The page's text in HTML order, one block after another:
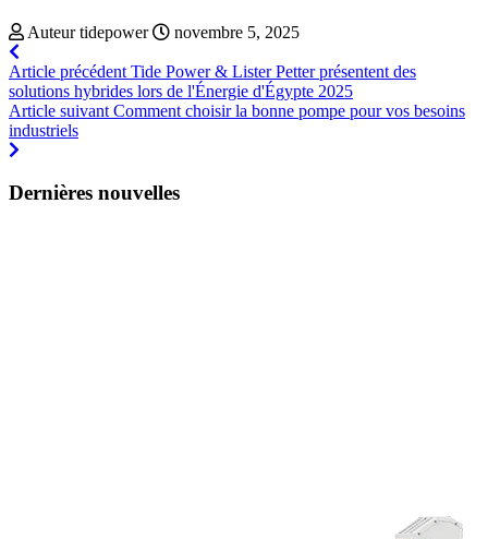
Auteur tidepower novembre 5, 2025
Article précédent Tide Power & Lister Petter présentent des
solutions hybrides lors de l'Énergie d'Égypte 2025
Article suivant Comment choisir la bonne pompe pour vos besoins
industriels
Dernières nouvelles